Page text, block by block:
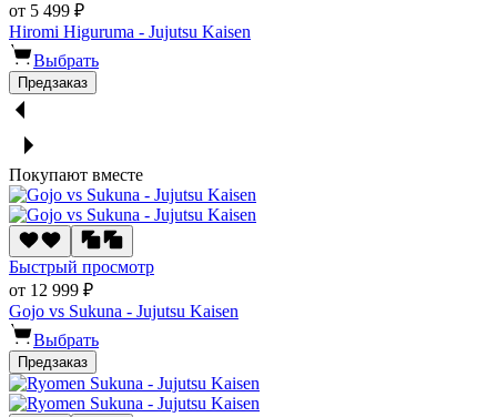
от 5 499 ₽
Hiromi Higuruma - Jujutsu Kaisen
Выбрать
Предзаказ
Покупают вместе
Быстрый просмотр
от 12 999 ₽
Gojo vs Sukuna - Jujutsu Kaisen
Выбрать
Предзаказ